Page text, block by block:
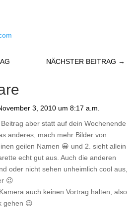
NÄCHSTER BEITRAG →
3, 2010 um 8:17 a.m.
aber statt auf dein Wochenende
anderes, mach mehr Bilder von
geilen Namen 😀 und 2. sieht allein
echt gut aus. Auch die anderen
oder nicht sehen unheimlich cool aus,
😉
auch keinen Vortrag halten, also
gehen 😉